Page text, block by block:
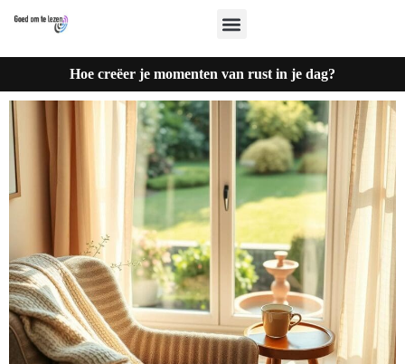
Hoe creëer je momenten van rust in je dag?